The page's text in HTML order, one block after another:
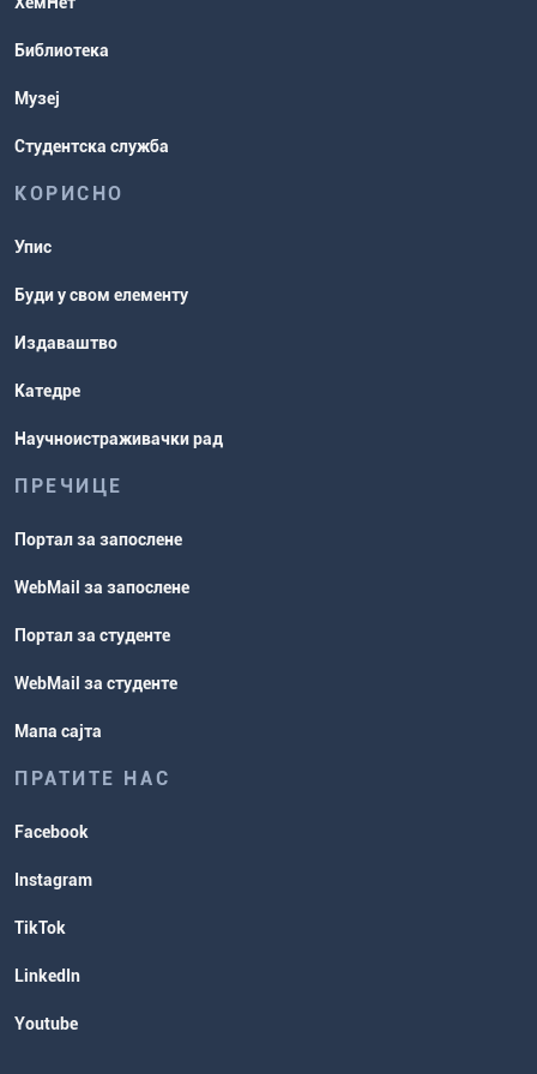
рокови
Библиотека
Музеј
Студентска служба
КОРИСНО
Упис
Буди у свом елементу
Издаваштво
Катедре
Научноистраживачки рад
ПРЕЧИЦЕ
Портал за запослене
WebMail за запослене
Портал за студенте
WebMail за студенте
Мапа сајта
ПРАТИТЕ НАС
Facebook
Instagram
TikTok
LinkedIn
Youtube